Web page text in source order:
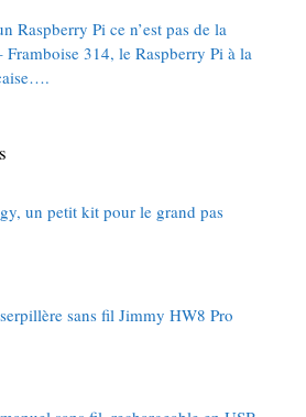
Raspberry Pi ce n’est pas de la
Framboise 314, le Raspberry Pi à la
un petit kit pour le grand pas
sans fil Jimmy HW8 Pro